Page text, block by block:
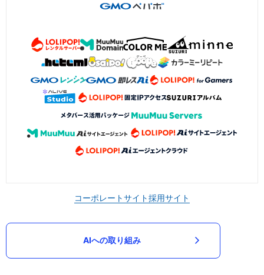
コーポレートサイト採用サイト
AIへの取り組み